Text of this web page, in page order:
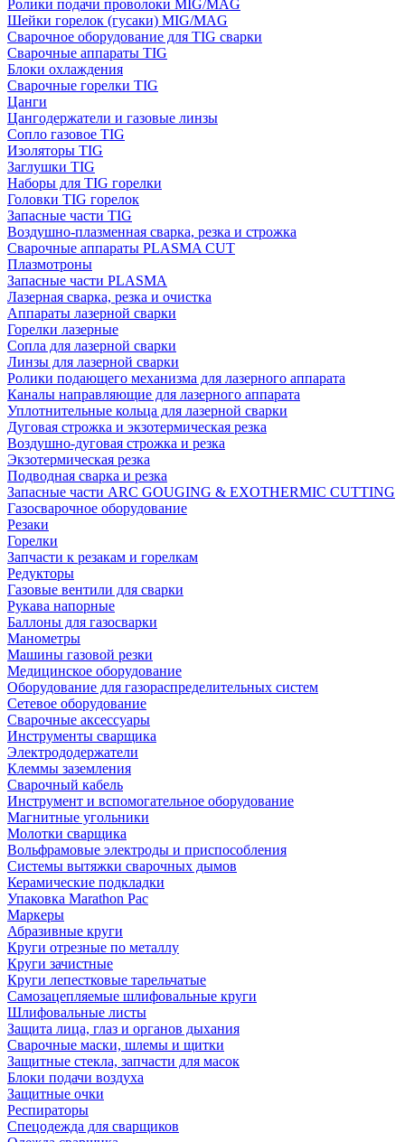
Ролики подачи проволоки MIG/MAG
Шейки горелок (гусаки) MIG/MAG
Сварочное оборудование для TIG сварки
Сварочные аппараты TIG
Блоки охлаждения
Сварочные горелки TIG
Цанги
Цангодержатели и газовые линзы
Сопло газовое TIG
Изоляторы TIG
Заглушки TIG
Наборы для TIG горелки
Головки TIG горелок
Запасные части TIG
Воздушно-плазменная сварка, резка и строжка
Сварочные аппараты PLASMA CUT
Плазмотроны
Запасные части PLASMA
Лазерная сварка, резка и очистка
Аппараты лазерной сварки
Горелки лазерные
Сопла для лазерной сварки
Линзы для лазерной сварки
Ролики подающего механизма для лазерного аппарата
Каналы направляющие для лазерного аппарата
Уплотнительные кольца для лазерной сварки
Дуговая строжка и экзотермическая резка
Воздушно-дуговая строжка и резка
Экзотермическая резка
Подводная сварка и резка
Запасные части ARC GOUGING & EXOTHERMIC CUTTING
Газосварочное оборудование
Резаки
Горелки
Запчасти к резакам и горелкам
Редукторы
Газовые вентили для сварки
Рукава напорные
Баллоны для газосварки
Манометры
Машины газовой резки
Медицинское оборудование
Оборудование для газораспределительных систем
Сетевое оборудование
Сварочные аксессуары
Инструменты сварщика
Электрододержатели
Клеммы заземления
Сварочный кабель
Инструмент и вспомогательное оборудование
Магнитные угольники
Молотки сварщика
Вольфрамовые электроды и приспособления
Системы вытяжки сварочных дымов
Керамические подкладки
Упаковка Marathon Pac
Маркеры
Абразивные круги
Круги отрезные по металлу
Круги зачистные
Круги лепестковые тарельчатые
Самозацепляемые шлифовальные круги
Шлифовальные листы
Защита лица, глаз и органов дыхания
Сварочные маски, шлемы и щитки
Защитные стекла, запчасти для масок
Блоки подачи воздуха
Защитные очки
Респираторы
Спецодежда для сварщиков